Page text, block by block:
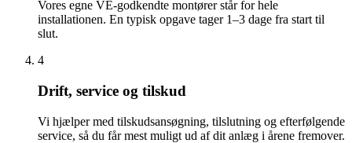
Vores egne VE-godkendte montører står for hele
installationen. En typisk opgave tager 1–3 dage fra start til
slut.
4
Drift, service og tilskud
Vi hjælper med tilskudsansøgning, tilslutning og efterfølgende
service, så du får mest muligt ud af dit anlæg i årene fremover.